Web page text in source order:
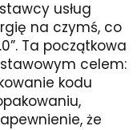
usług
na czymś, co
Ta początkowa
celem:
kodu
że